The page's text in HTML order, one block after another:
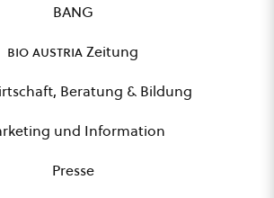
BANG
bio austriaZeitung
Beratung & Bildung
und Information
Presse